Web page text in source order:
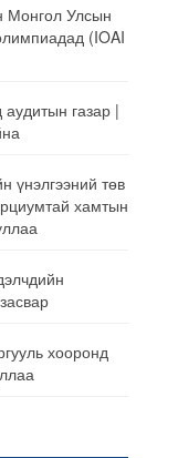
Монгол Улсын
(IOAI
газар |
үнэлгээний төв
хамтын
хооронд